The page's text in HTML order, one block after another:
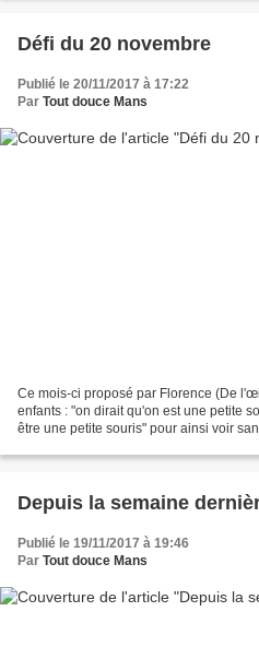
Défi du 20 novembre
Publié le 20/11/2017 à 17:22
Par Tout douce Mans
Ce mois-ci proposé par Florence (De
enfants : "on dirait qu'on est une petite
être une petite souris" pour ainsi voir
Depuis la semaine
Publié le 19/11/2017 à 19:46
Par Tout douce Mans